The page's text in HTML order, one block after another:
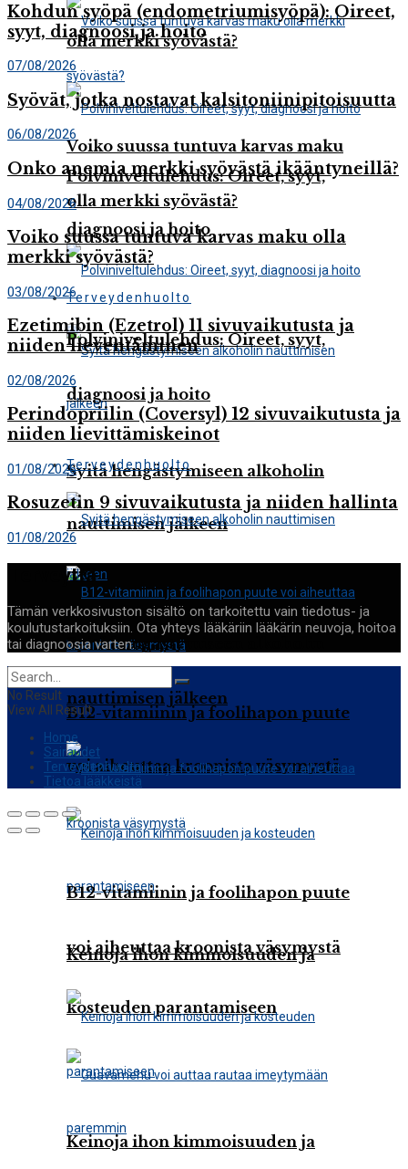
olla merkki syövästä?
Polviniveltulehdus: Oireet, syyt,
diagnoosi ja hoito
Terveydenhuolto
Syitä hengästymiseen alkoholin
nauttimisen jälkeen
B12-vitamiinin ja foolihapon puute
voi aiheuttaa kroonista väsymystä
Keinoja ihon kimmoisuuden ja
kosteuden parantamiseen
Voiko suussa tuntuva karvas maku
olla merkki syövästä?
Polviniveltulehdus: Oireet, syyt,
diagnoosi ja hoito
Terveydenhuolto
Syitä hengästymiseen alkoholin
nauttimisen jälkeen
B12-vitamiinin ja foolihapon puute
voi aiheuttaa kroonista väsymystä
Keinoja ihon kimmoisuuden ja
Kohdun syöpä (endometriumisyöpä): Oireet,
syyt, diagnoosi ja hoito
07/08/2026
Syövät, jotka nostavat kalsitoniinipitoisuutta
06/08/2026
Onko anemia merkki syövästä ikääntyneillä?
04/08/2026
Voiko suussa tuntuva karvas maku olla
merkki syövästä?
03/08/2026
Ezetimibin (Ezetrol) 11 sivuvaikutusta ja
niiden lieventäminen
02/08/2026
Perindopriilin (Coversyl) 12 sivuvaikutusta ja
niiden lievittämiskeinot
01/08/2026
Rosuzetin 9 sivuvaikutusta ja niiden hallinta
01/08/2026
Terveyttä
Tämän verkkosivuston sisältö on tarkoitettu vain tiedotus- ja
koulutustarkoituksiin. Ota yhteys lääkäriin lääkärin neuvoja, hoitoa
tai diagnoosia varten.
No Result
View All Result
Home
Sairaudet
Terveydenhuolto
Tietoa lääkkeistä